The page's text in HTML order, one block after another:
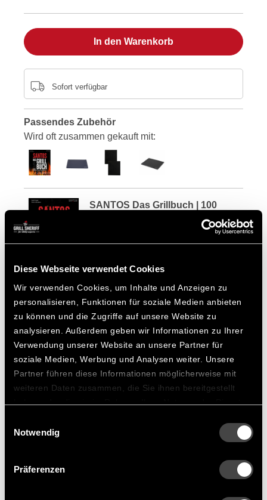
Diese Webseite verwendet Cookies
Wir verwenden Cookies, um Inhalte und Anzeigen zu
personalisieren, Funktionen für soziale Medien anbieten
zu können und die Zugriffe auf unsere Website zu
analysieren. Außerdem geben wir Informationen zu Ihrer
Verwendung unserer Website an unsere Partner für
soziale Medien, Werbung und Analysen weiter. Unsere
Partner führen diese Informationen möglicherweise mit
weiteren Daten zusammen, die Sie ihnen bereitgestellt
Notwendig
Präferenzen
In den Warenkorb
Sofort verfügbar
Passendes Zubehör
Wird oft zusammen gekauft mit:
SANTOS Das Grillbuch | 100
Rezepte der SANTOS Grillmeister
CHF 29.90 ANZEIGEN
SANTOS Grillwender mit
Zacken zum Schneiden &
Zerkleinern
Die SANTOS Spatula, gerade Kanten, abgeflachte
Spitze zum besseren heben von Grillgut aller Art mit
einem festen stabilen Griff. Wir legen sehr viel Wert
auf Qualität, nehmt den Spatula in die Hand und Ihr
werdet begeistert sein. Die Spatula ist zum wenden
alles was seinen Platz auf Erem Grill findet und
selbstverständlich auch für die einfache Reinigung